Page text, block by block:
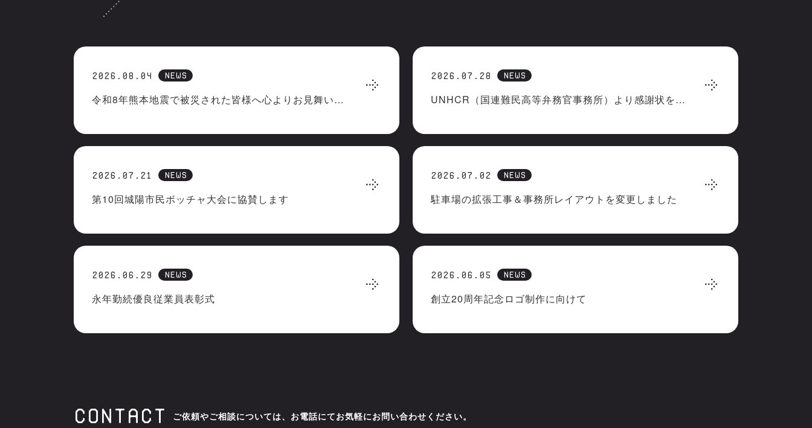
2026.08.04 NEWS
令和8年熊本地震で被災された皆様へ心よりお見舞い申しあげます
2026.07.28 NEWS
UNHCR（国連難民高等弁務官事務所）より感謝状をいただきました
2026.07.21 NEWS
第10回城陽市民ボッチャ大会に協賛します
2026.07.02 NEWS
駐車場の拡張工事＆事務所レイアウトを変更しました
2026.06.29 NEWS
永年勤続優良従業員表彰式
2026.06.05 NEWS
創立20周年記念ロゴ制作に向けて
CONTACT ご依頼やご相談については、お電話にてお気軽にお問い合わせください。